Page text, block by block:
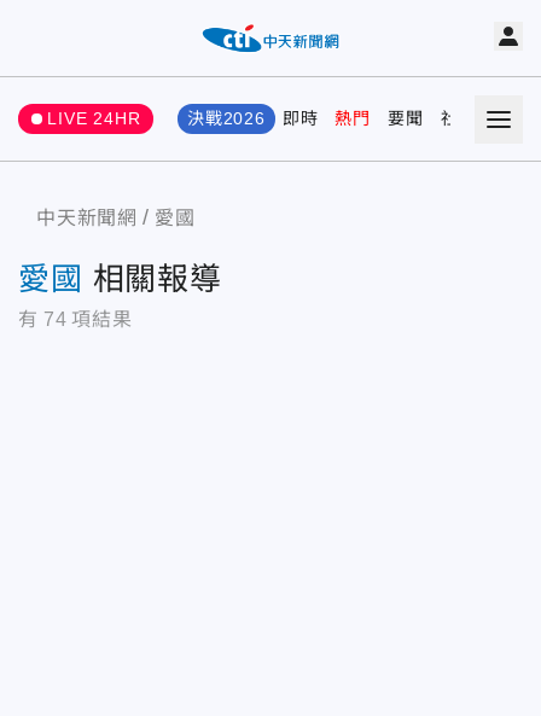
LIVE 24HR 決戰2026 即時 熱門 要聞 社會 娛樂
中天新聞網 愛國
愛國 相關報導
有 74 項結果